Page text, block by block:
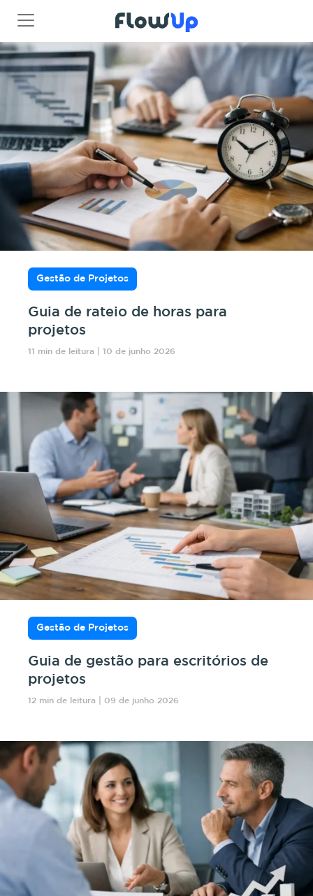
Gestão de Projetos
Guia de rateio de horas para
projetos
11 min de leitura | 10 de junho 2026
Gestão de Projetos
Guia de gestão para escritórios de
projetos
12 min de leitura | 09 de junho 2026